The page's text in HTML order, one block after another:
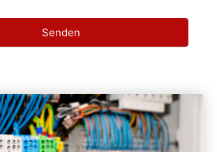
Senden